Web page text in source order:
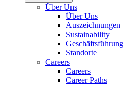
Über Uns
Über Uns
Auszeichnungen
Sustainability
Geschäftsführung
Standorte
Careers
Careers
Career Paths